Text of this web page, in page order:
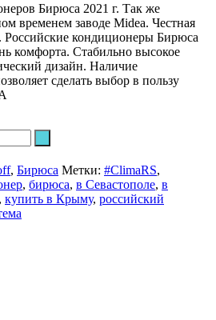
Бирюса 2021 г. Так же
временем заводе Midea. Честная
Российские кондиционеры Бирюса
комфорта. Стабильно высокое
дизайн. Наличие
сделать выбор в пользу
, Бирюса Метки: #ClimaRS,
, бирюса, в Севастополе, в
, купить в Крыму, российский